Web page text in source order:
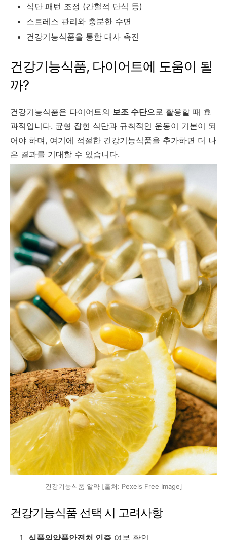
식단 패턴 조정 (간헐적 단식 등)
스트레스 관리와 충분한 수면
건강기능식품을 통한 대사 촉진
건강기능식품, 다이어트에 도움이 될
까?
건강기능식품은 다이어트의 보조 수단으로 활용할 때 효
과적입니다. 균형 잡힌 식단과 규칙적인 운동이 기본이 되
어야 하며, 여기에 적절한 건강기능식품을 추가하면 더 나
은 결과를 기대할 수 있습니다.
건강기능식품 알약 [출처: Pexels Free Image]
건강기능식품 선택 시 고려사항
식품의약품안전처 인증 여부 확인